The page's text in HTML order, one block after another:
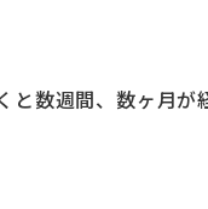
と数週間、数ヶ月が